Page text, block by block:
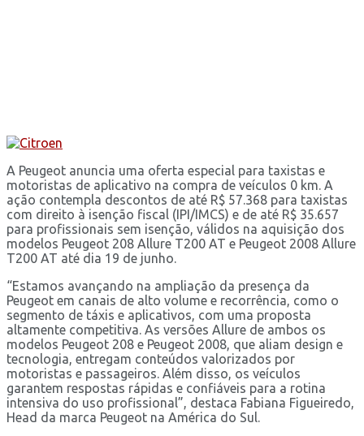
A Peugeot anuncia uma oferta especial para taxistas e
motoristas de aplicativo na compra de veículos 0 km. A
ação contempla descontos de até R$ 57.368 para taxistas
com direito à isenção fiscal (IPI/IMCS) e de até R$ 35.657
para profissionais sem isenção, válidos na aquisição dos
modelos Peugeot 208 Allure T200 AT e Peugeot 2008 Allure
T200 AT até dia 19 de junho.
“Estamos avançando na ampliação da presença da
Peugeot em canais de alto volume e recorrência, como o
segmento de táxis e aplicativos, com uma proposta
altamente competitiva. As versões Allure de ambos os
modelos Peugeot 208 e Peugeot 2008, que aliam design e
tecnologia, entregam conteúdos valorizados por
motoristas e passageiros. Além disso, os veículos
garantem respostas rápidas e confiáveis para a rotina
intensiva do uso profissional”, destaca Fabiana Figueiredo,
Head da marca Peugeot na América do Sul.